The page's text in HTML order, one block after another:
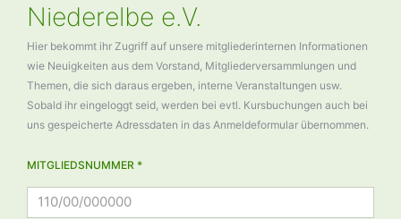
Niederelbe e.V.
Hier bekommt ihr Zugriff auf unsere mitgliederinternen Informationen
wie Neuigkeiten aus dem Vorstand, Mitgliederversammlungen und
Themen, die sich daraus ergeben, interne Veranstaltungen usw.
Sobald ihr eingeloggt seid, werden bei evtl. Kursbuchungen auch bei
uns gespeicherte Adressdaten in das Anmeldeformular übernommen.
MITGLIEDSNUMMER *